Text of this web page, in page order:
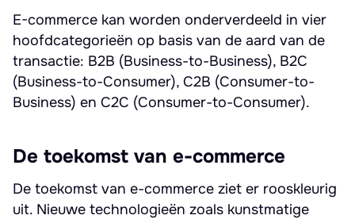
E-commerce kan worden onderverdeeld in vier
hoofdcategorieën op basis van de aard van de
transactie: B2B (Business-to-Business), B2C
(Business-to-Consumer), C2B (Consumer-to-
Business) en C2C (Consumer-to-Consumer).
De toekomst van e-commerce
De toekomst van e-commerce ziet er rooskleurig
uit. Nieuwe technologieën zoals kunstmatige